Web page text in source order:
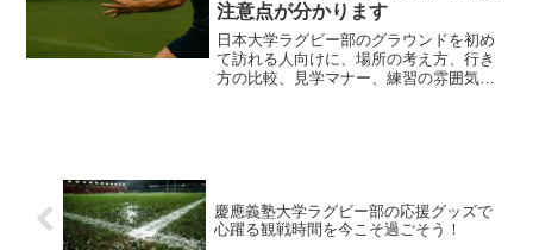
注意点が分かります
日本大学ラグビー部のグラウンドを初め
て訪れる人向けに、場所の考え方、行き
方の比較、見学マナー、練習の雰囲気、
慶應義塾大学ラグビー部の応援グッズで
心躍る観戦時間を今こそ過ごそう！